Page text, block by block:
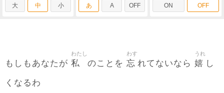
大 中 小 あ A OFF ON OFF
もしもあなたが 私
わたし
のことを 忘
わす
れてないなら 嬉
うれ
し
くなるわ